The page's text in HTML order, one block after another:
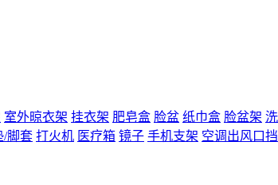
室外晾衣架 挂衣架 肥皂盒 脸盆 纸巾盒 脸盆架 洗
/脚套 打火机 医疗箱 镜子 手机支架 空调出风口挡